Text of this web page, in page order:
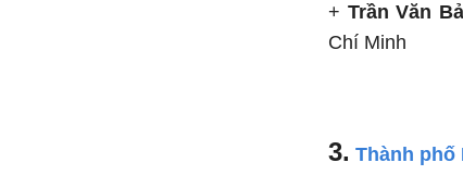
+ Trần Văn
Chí Minh
3. Thành phố